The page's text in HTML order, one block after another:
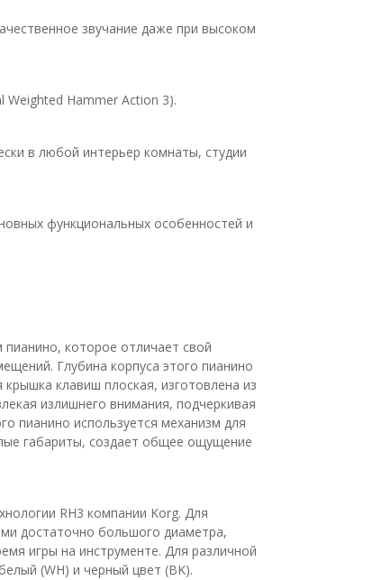
звучание даже при высоком
Weighted Hammer Action 3).
в любой интерьер комнаты, студии
функциональных особенностей и
которое отличает свой
Глубина корпуса этого пианино
клавиш плоская, изготовлена из
излишнего внимания, подчеркивая
пианино используется механизм для
габариты, создает общее ощущение
RH3 компании Korg. Для
достаточно большого диаметра,
игры на инструменте. Для различной
(WH) и черный цвет (BK).